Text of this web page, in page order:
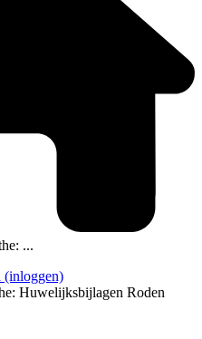
...
(inloggen)
Huwelijksbijlagen Roden